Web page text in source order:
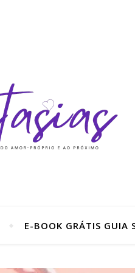
E-BOOK GRÁTIS GUIA